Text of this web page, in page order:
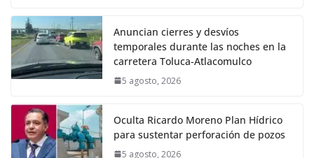
Anuncian cierres y desvíos
temporales durante las noches en la
carretera Toluca-Atlacomulco
5 agosto, 2026
Oculta Ricardo Moreno Plan Hídrico
para sustentar perforación de pozos
5 agosto, 2026